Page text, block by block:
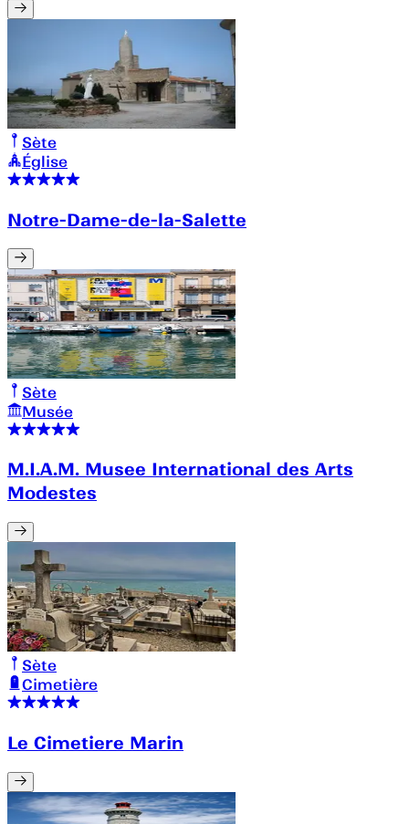
Sète
Église
Notre-Dame-de-la-Salette
Sète
Musée
M.I.A.M. Musee International des Arts
Modestes
Sète
Cimetière
Le Cimetiere Marin